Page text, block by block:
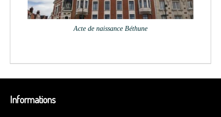
Acte de naissance Béthune
Informations